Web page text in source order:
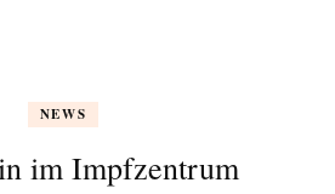
NEWS
im Impfzentrum